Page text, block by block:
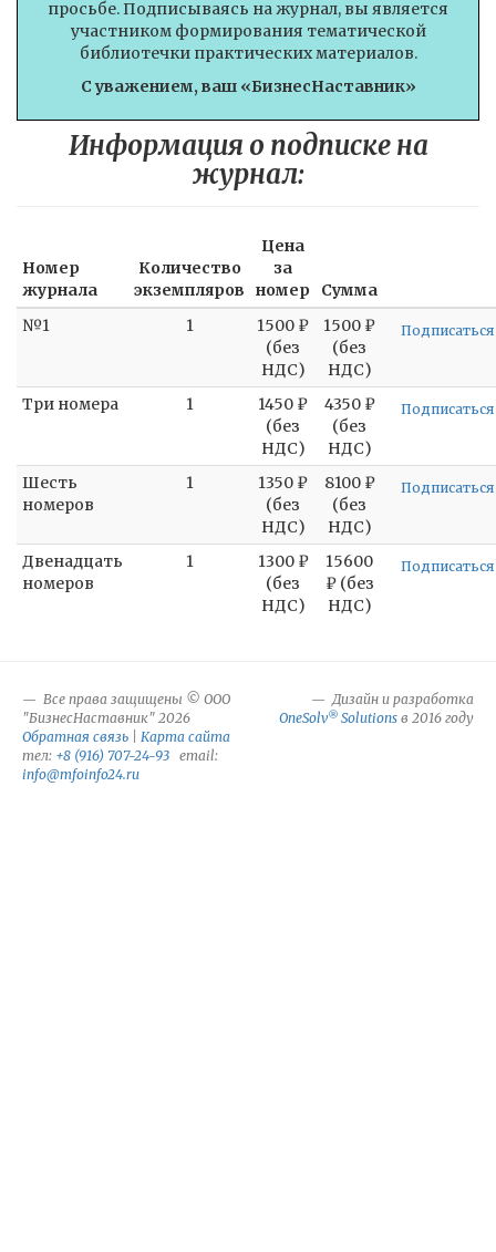
просьбе. Подписываясь на журнал, вы является
участником формирования тематической
библиотечки практических материалов.
С уважением, ваш «БизнесНаставник»
Информация о подписке на
журнал:
Номер
журнала
Количество
экземпляров
Цена
за
номер
Сумма
№1
1
1500 ₽
(без
НДС)
1500 ₽
(без
НДС)
Подписаться
Три номера 1
1450 ₽
(без
НДС)
4350 ₽
(без
НДС)
Подписаться
Шесть
номеров
1
1350 ₽
(без
НДС)
8100 ₽
(без
НДС)
Подписаться
Двенадцать
номеров
1
1300 ₽
(без
НДС)
15600
₽ (без
НДС)
Подписаться
Все права защищены © ООО
"БизнесНаставник" 2026
Обратная связь
Карта сайта
тел: +8 (916) 707-24-93 email:
info@mfoinfo24.ru
Дизайн и разработка
OneSolv® Solutions в 2016 году